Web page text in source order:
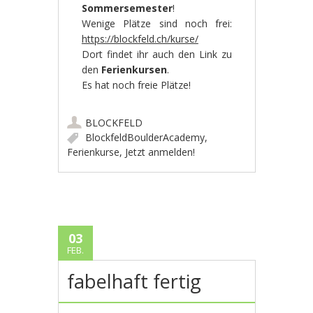
Sommersemester!
Wenige Plätze sind noch frei:
https://blockfeld.ch/kurse/
Dort findet ihr auch den Link zu
den Ferienkursen.
Es hat noch freie Plätze!
BLOCKFELD
BlockfeldBoulderAcademy,
Ferienkurse, Jetzt anmelden!
03
FEB.
fabelhaft fertig